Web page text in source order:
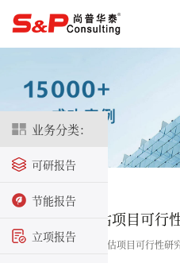
业务分类：
可研报告
节能报告
立项报告
某知识产权评估项目可行
关键字：【知识产权评估项目可行性研